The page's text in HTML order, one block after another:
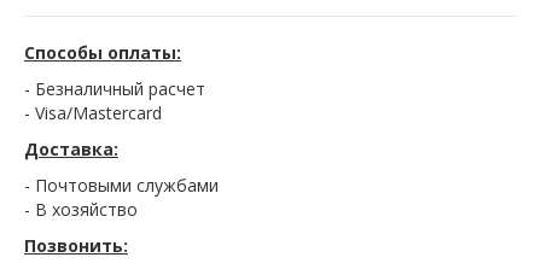
Способы оплаты:
- Безналичный расчет
- Visa/Mastercard
Доставка:
- Почтовыми службами
- В хозяйство
Позвонить: